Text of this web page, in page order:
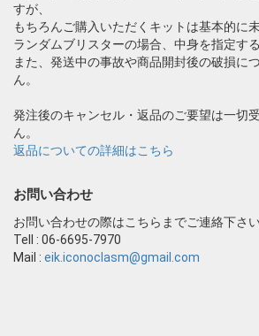
すが、
もちろんご購入いただくキットは基本的に
ランダムブリスターの場合、中身を指定す
また、発送中の事故や商品開封後の破損に
ん。
発注後のキャンセル・返品のご要望は一切
ん。
返品についての詳細はこちら
お問い合わせ
お問い合わせの際はこちらまでご連絡下さ
Tell : 06-6695-7970
Mail : eik.iconoclasm@gmail.com